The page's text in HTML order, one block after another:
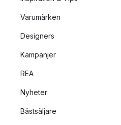
Varumärken
Designers
Kampanjer
REA
Nyheter
Bästsäljare